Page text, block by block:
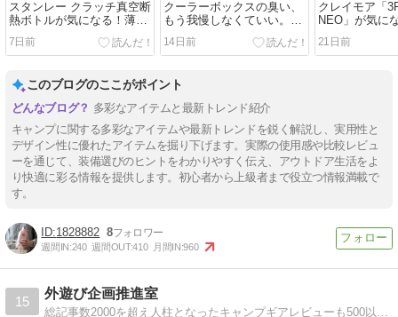
スタンレー クラッチ真空断
熱ボトルが気になる！薄型
で持ち運びやすい新作水筒
をチェック
7日前
クーラーボックスの臭い、
もう我慢しなくていい。
BOS「臭わない袋」が地味
に神アイテムかもしれない
14日前
クレイモア「
NEO」が気に
9500ルーメン
ン！！
21日前
このブログのここがポイント
多彩なアイテムと最新トレンド紹介
キャンプに関する多彩なアイテムや最新トレンドを鋭く解説し、実用性と
デザイン性に優れたアイテムを掘り下げます。実際の使用感や比較レビュ
ーを通じて、装備選びのヒントをわかりやすく伝え、アウトドア生活をよ
り快適に彩る情報を提供します。初心者から上級者まで役立つ情報満載で
す。
1828882 8
週間IN:240 週間OUT:410 月間IN:960
15
外遊び企画推進室
総記事数2000を超え人柱となったキャンプギアレビューも500以上あります。元カヤックガイドのキャンパーがグルキャンでワチャワチャ話すようなアウトドアブログ！カヤック乗り視点だけでなく陸キャンプ初心者の感想も毎日記事をアップ！